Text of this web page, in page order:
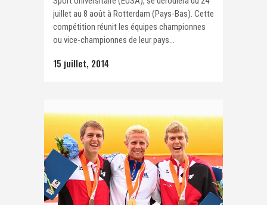
juillet au 8 août à Rotterdam (Pays-Bas). Cette
compétition réunit les équipes championnes
ou vice-championnes de leur pays...
15 juillet, 2014